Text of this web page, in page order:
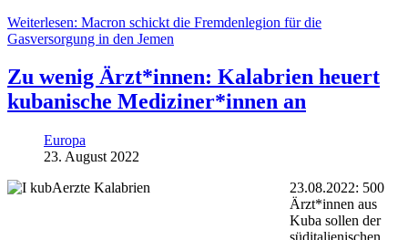
Weiterlesen: Macron schickt die Fremdenlegion für die
Gasversorgung in den Jemen
Zu wenig Ärzt*innen: Kalabrien heuert
kubanische Mediziner*innen an
Europa
23. August 2022
23.08.2022: 500
Ärzt*innen aus
Kuba sollen der